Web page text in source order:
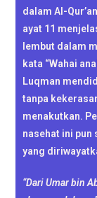
dalam Al-
ayat 11
lembut dalam
kata “Wahai
Luqman
tanpa
menakutkan.
nasehat ini pun
yang
“Dari Umar bin